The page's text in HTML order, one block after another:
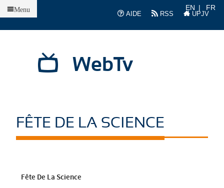
AIDE
RSS UPJV
EN FR
WebTv
Menu
FÊTE DE LA SCIENCE
Fête De La Science